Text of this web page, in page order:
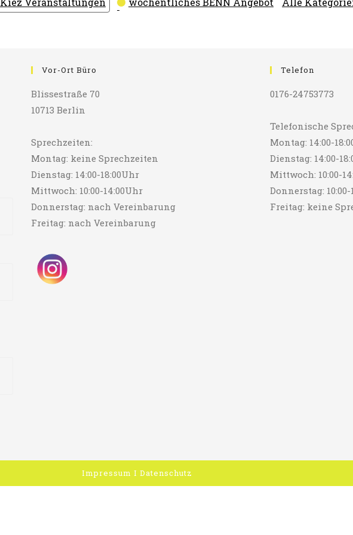
Vor-Ort Büro
Blissestraße 70
10713 Berlin
Sprechzeiten:
Montag: keine Sprechzeiten
Dienstag: 14:00-18:00Uhr
Mittwoch: 10:00-14:00Uhr
Donnerstag: nach Vereinbarung
Freitag: nach Vereinbarung
Telefon
0176-24753773
Telefonische
Montag: 14:00-
Dienstag: 14:00-
Mittwoch: 10:00-
Donnerstag:
Freitag: keine
Impressum I Datenschutz